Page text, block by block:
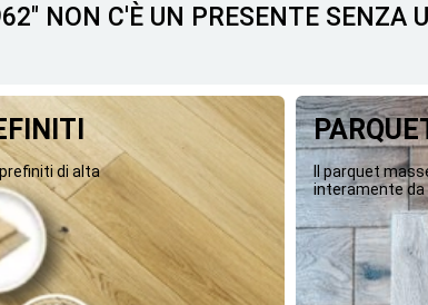
NON C'È UN PRESENTE SENZA
di alta
Il parquet
interamente da